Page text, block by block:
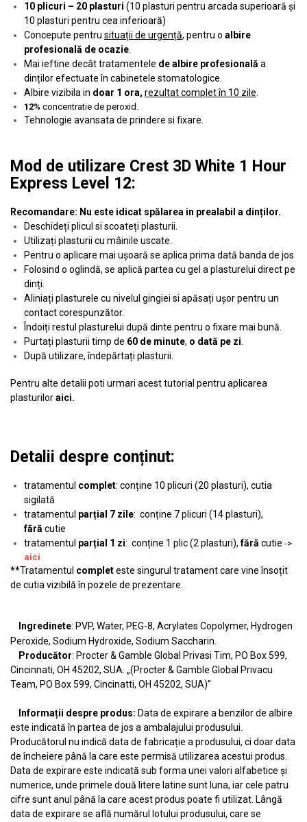
10 plicuri – 20 plasturi (10 plasturi pentru arcada superioară și
10 plasturi pentru cea inferioară)
Concepute pentru situații de urgență, pentru o albire
profesională de ocazie
Mai ieftine decât tratamentele de albire profesională a
dinților efectuate în cabinetele stomatologice.
Albire vizibila in doar 1 ora, rezultat complet în 10 zile
12% concentratie de peroxid.
Tehnologie avansata de prindere si fixare.
Mod de utilizare Crest 3D White 1 Hour
Express Level 12:
Recomandare: Nu este idicat spălarea in prealabil a dinților.
Deschideți plicul si scoateți plasturii.
Utilizați plasturii cu mâinile uscate.
Pentru o aplicare mai ușoară se aplica prima dată banda de jos
Folosind o oglindă, se aplică partea cu gel a plasturelui direct pe
dinți.
Aliniați plasturele cu nivelul gingiei si apăsați ușor pentru un
contact corespunzător.
Îndoiți restul plasturelui după dinte pentru o fixare mai bună.
Purtați plasturii timp de 60 de minute, o dată pe zi
După utilizare, îndepărtați plasturii.
Pentru alte detalii poti urmari acest tutorial pentru aplicarea
plasturiloraici.
Detalii despre conținut:
tratamentul complet: conține 10 plicuri (20 plasturi), cutia
sigilată
tratamentul parțial 7 zile: conține 7 plicuri (14 plasturi),
fără cutie
tratamentul parțial 1 zi: conține 1 plic (2 plasturi),fără cutie ->
aici
**Tratamentul completeste singurul tratament care vine însoțit
de cutia vizibilă în pozele de prezentare.
Ingredinete: PVP, Water, PEG-8, Acrylates Copolymer, Hydrogen
Peroxide, Sodium Hydroxide, Sodium Saccharin.
Producător: Procter & Gamble Global Privasi Tim, PO Box 599,
Cincinnati, OH 45202, SUA. „(Procter & Gamble Global Privacu
Team, PO Box 599, Cincinatti, OH 45202, SUA)”
Informații despre produs: Data de expirare a benzilor de albire
este indicată în partea de jos a ambalajului produsului.
Producătorul nu indică data de fabricație a produsului, ci doar data
de încheiere până la care este permisă utilizarea acestui produs.
Data de expirare este indicată sub forma unei valori alfabetice și
numerice, unde primele două litere latine sunt luna, iar cele patru
cifre sunt anul până la care acest produs poate fi utilizat. Lângă
data de expirare se află numărul lotului produsului, care se